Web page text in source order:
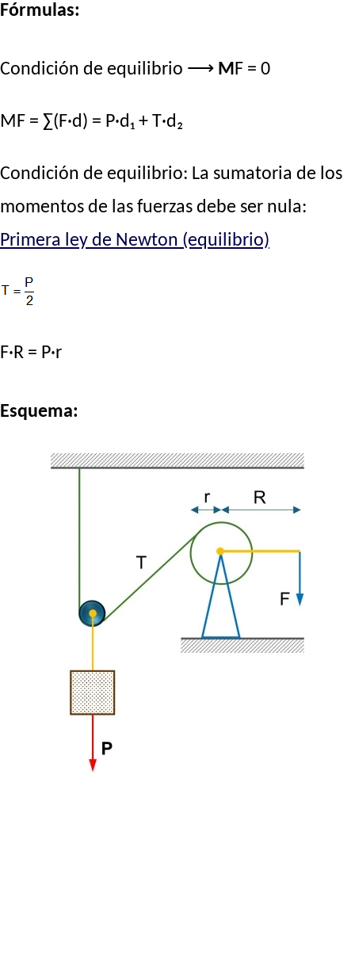
Fórmulas:
Condición de equilibrio ⟶ M F = 0
MF = ∑(F·d) = P·d₁ + T·d₂
Condición de equilibrio: La sumatoria de los
momentos de las fuerzas debe ser nula:
Primera ley de Newton (equilibrio)
F·R = P·r
Esquema: